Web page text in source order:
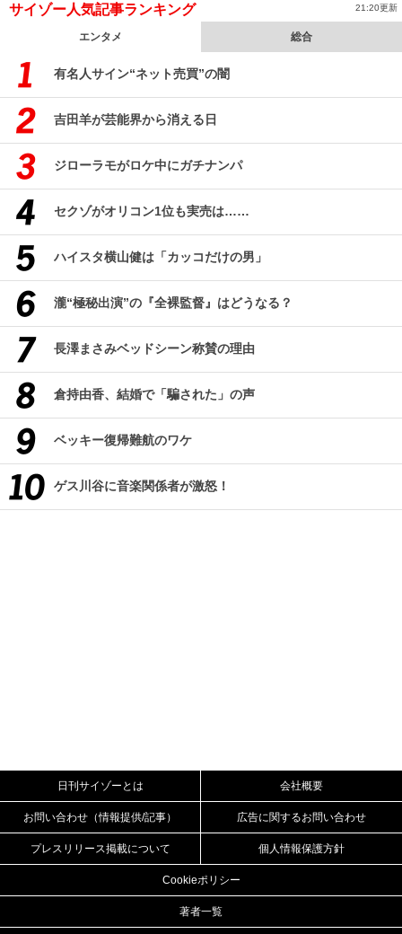
サイゾー人気記事ランキング 21:20更新
エンタメ 総合
有名人サイン“ネット売買”の闇
吉田羊が芸能界から消える日
ジローラモがロケ中にガチナンパ
セクゾがオリコン1位も実売は……
ハイスタ横山健は「カッコだけの男」
瀧“極秘出演”の『全裸監督』はどうなる？
長澤まさみベッドシーン称賛の理由
倉持由香、結婚で「騙された」の声
ベッキー復帰難航のワケ
ゲス川谷に音楽関係者が激怒！
日刊サイゾーとは 会社概要
お問い合わせ（情報提供/記事） 広告に関するお問い合わせ
プレスリリース掲載について 個人情報保護方針
Cookieポリシー
著者一覧